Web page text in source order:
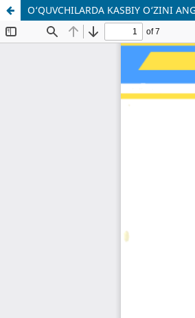
O‘QUVCHILARDA KASBIY O‘ZINI